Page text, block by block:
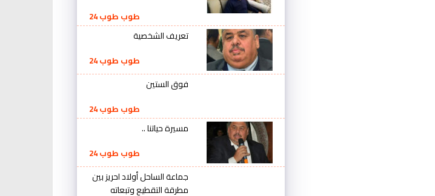
طوب طوب 24
تعريف الشخصية
طوب طوب 24
فوق الستين
طوب طوب 24
مسيرة حياتنا ..
طوب طوب 24
جماعة الساحل أولاد احريز بين
مطرقة التقطيع وتبعاته